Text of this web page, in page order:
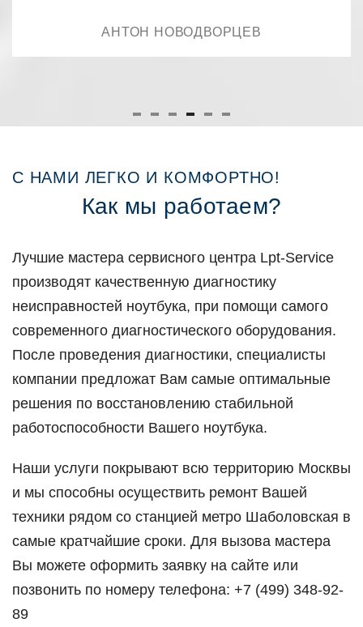
С НАМИ ЛЕГКО И КОМФОРТНО!
Как мы работаем?
Лучшие мастера сервисного центра Lpt-Service
производят качественную диагностику
неисправностей ноутбука, при помощи самого
современного диагностического оборудования.
После проведения диагностики, специалисты
компании предложат Вам самые оптимальные
решения по восстановлению стабильной
работоспособности Вашего ноутбука.
Наши услуги покрывают всю территорию Москвы
и мы способны осуществить ремонт Вашей
техники рядом со станцией метро Шаболовская в
самые кратчайшие сроки. Для вызова мастера
Вы можете оформить заявку на сайте или
позвонить по номеру телефона: +7 (499) 348-92-
89